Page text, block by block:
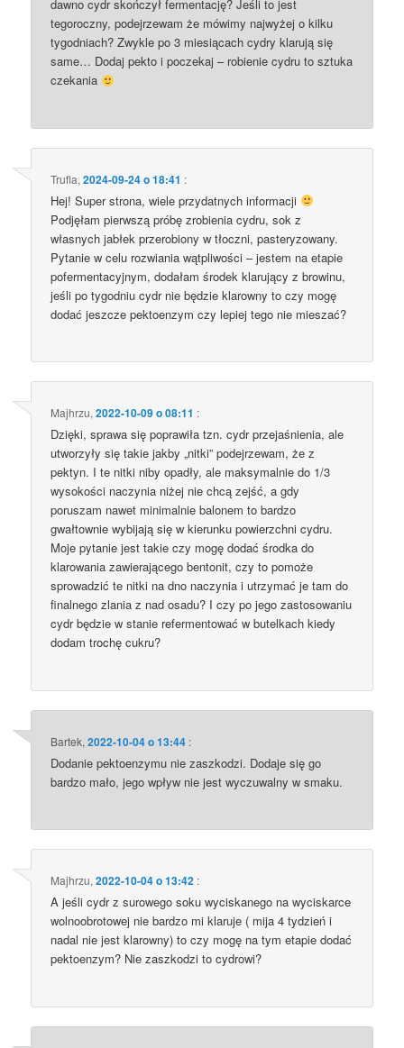
dawno cydr skończył fermentację? Jeśli to jest
tegoroczny, podejrzewam że mówimy najwyżej o kilku
tygodniach? Zwykle po 3 miesiącach cydry klarują się
same… Dodaj pekto i poczekaj – robienie cydru to sztuka
czekania
Trufla,2024-09-24 o 18:41 :
Hej! Super strona, wiele przydatnych informacji
Podjęłam pierwszą próbę zrobienia cydru, sok z
własnych jabłek przerobiony w tłoczni, pasteryzowany.
Pytanie w celu rozwiania wątpliwości – jestem na etapie
pofermentacyjnym, dodałam środek klarujący z browinu,
jeśli po tygodniu cydr nie będzie klarowny to czy mogę
dodać jeszcze pektoenzym czy lepiej tego nie mieszać?
Majhrzu,2022-10-09 o 08:11 :
Dzięki, sprawa się poprawiła tzn. cydr przejaśnienia, ale
utworzyły się takie jakby „nitki” podejrzewam, że z
pektyn. I te nitki niby opadły, ale maksymalnie do 1/3
wysokości naczynia niżej nie chcą zejść, a gdy
poruszam nawet minimalnie balonem to bardzo
gwałtownie wybijają się w kierunku powierzchni cydru.
Moje pytanie jest takie czy mogę dodać środka do
klarowania zawierającego bentonit, czy to pomoże
sprowadzić te nitki na dno naczynia i utrzymać je tam do
finalnego zlania z nad osadu? I czy po jego zastosowaniu
cydr będzie w stanie refermentować w butelkach kiedy
dodam trochę cukru?
Bartek,2022-10-04 o 13:44 :
Dodanie pektoenzymu nie zaszkodzi. Dodaje się go
bardzo mało, jego wpływ nie jest wyczuwalny w smaku.
Majhrzu,2022-10-04 o 13:42 :
A jeśli cydr z surowego soku wyciskanego na wyciskarce
wolnoobrotowej nie bardzo mi klaruje ( mija 4 tydzień i
nadal nie jest klarowny) to czy mogę na tym etapie dodać
pektoenzym? Nie zaszkodzi to cydrowi?